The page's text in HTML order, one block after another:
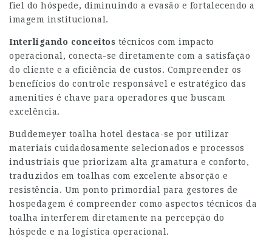
fiel do hóspede, diminuindo a evasão e fortalecendo a
imagem institucional.
Interligando conceitos técnicos com impacto
operacional, conecta-se diretamente com a satisfação
do cliente e a eficiência de custos. Compreender os
benefícios do controle responsável e estratégico das
amenities é chave para operadores que buscam
excelência.
Buddemeyer toalha hotel destaca-se por utilizar
materiais cuidadosamente selecionados e processos
industriais que priorizam alta gramatura e conforto,
traduzidos em toalhas com excelente absorção e
resistência. Um ponto primordial para gestores de
hospedagem é compreender como aspectos técnicos da
toalha interferem diretamente na percepção do
hóspede e na logística operacional.